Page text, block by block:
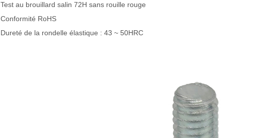
Test au brouillard salin 72H sans rouille rouge
Conformité RoHS
Dureté de la rondelle élastique : 43 ~ 50HRC